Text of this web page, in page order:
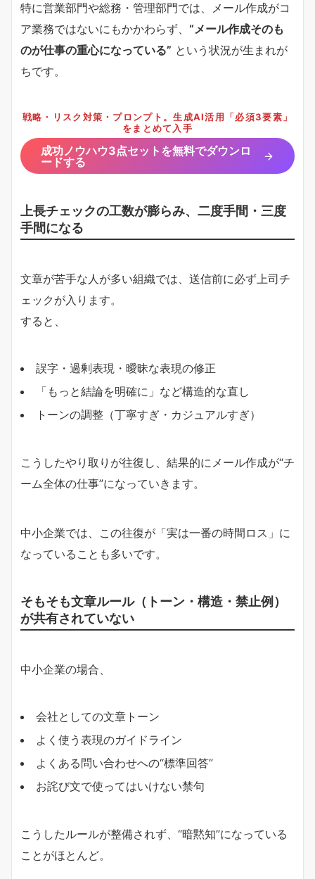
特に営業部門や総務・管理部門では、メール作成がコ
ア業務ではないにもかかわらず、 “メール作成そのも
のが仕事の重心になっている” という状況が生まれが
ちです。
戦略・リスク対策・プロンプト。生成AI活用「必須3要素」
をまとめて入手
成功ノウハウ3点セットを無料でダウンロ
ードする
上長チェックの工数が膨らみ、二度手間・三度
手間になる
文章が苦手な人が多い組織では、送信前に必ず上司チ
ェックが入ります。
すると、
誤字・過剰表現・曖昧な表現の修正
「もっと結論を明確に」など構造的な直し
トーンの調整（丁寧すぎ・カジュアルすぎ）
こうしたやり取りが往復し、結果的にメール作成が“チ
ーム全体の仕事”になっていきます。
中小企業では、この往復が「実は一番の時間ロス」に
なっていることも多いです。
そもそも文章ルール（トーン・構造・禁止例）
が共有されていない
中小企業の場合、
会社としての文章トーン
よく使う表現のガイドライン
よくある問い合わせへの“標準回答”
お詫び文で使ってはいけない禁句
こうしたルールが整備されず、“暗黙知”になっている
ことがほとんど。